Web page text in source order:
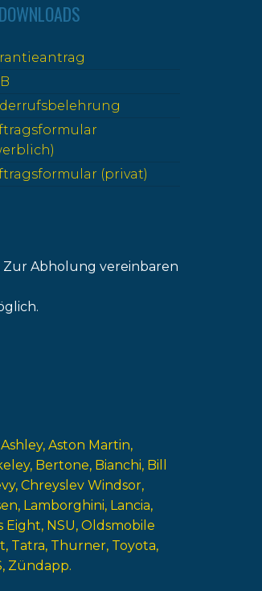
(privat)
Zur Abholung vereinbaren
Ashley Aston Martin
Bertone Bianchi Bill
Chreyslev Windsor
Lamborghini Lancia
Eight NSU Oldsmobile
Tatra Thurner Toyota
Zündapp